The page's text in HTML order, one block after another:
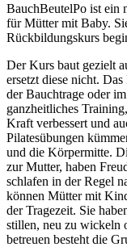
BauchBeutelPo ist ein
für Mütter mit Baby.
Rückbildungskurs
Der Kurs baut gezielt
ersetzt diese nicht.
der Bauchtrage oder
ganzheitliches
Kraft verbessert und
Pilatesübungen
und die Körpermitte.
zur Mutter, haben
schlafen in der Regel
können Mütter mit
der Tragezeit. Sie
stillen, neu zu wickeln
betreuen besteht die